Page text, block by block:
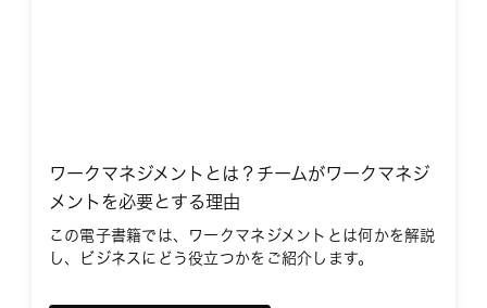
ワークマネジメントとは？チームがワークマネジ
メントを必要とする理由
この電子書籍では、ワークマネジメントとは何かを解説
し、ビジネスにどう役立つかをご紹介します。